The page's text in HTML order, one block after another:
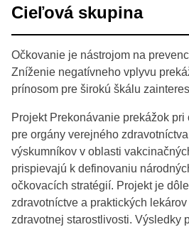
Cieľová skupina
Očkovanie je nástrojom na
Zníženie negatívneho vplyvu
prínosom pre širokú škálu
Projekt Prekonávanie prekážok
pre orgány verejného
výskumníkov v oblasti
prispievajú k definovaniu
očkovacích stratégií. Projekt je
zdravotníctve a praktických
zdravotnej starostlivosti. Výsledky